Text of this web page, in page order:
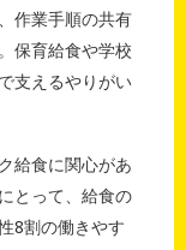
作業手順の共有
保育給食や学校
支えるやりがい
給食に関心があ
とって、給食の
8割の働きやす